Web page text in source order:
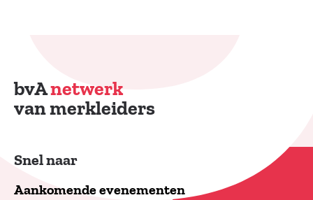
bvAnetwerk
van merkleiders
Snel naar
Aankomende evenementen